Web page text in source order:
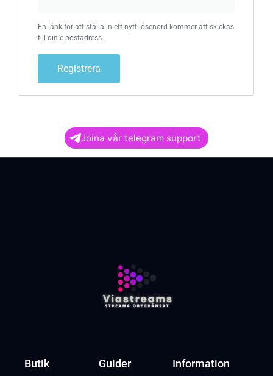
En länk för att ställa in ett nytt lösenord kommer att skickas
till din e-postadress.
Registrera
Joina vår telegram support
Butik Guider Information